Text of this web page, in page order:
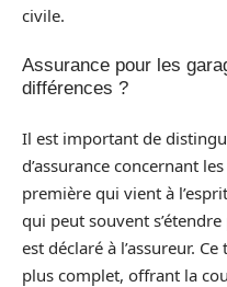
civile.
Assurance pour les
différences ?
Il est important de
d’assurance concernant
première qui vient à
qui peut souvent
est déclaré à l’assureur.
plus complet, offrant la